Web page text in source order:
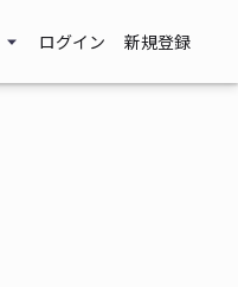
ログイン 新規登録